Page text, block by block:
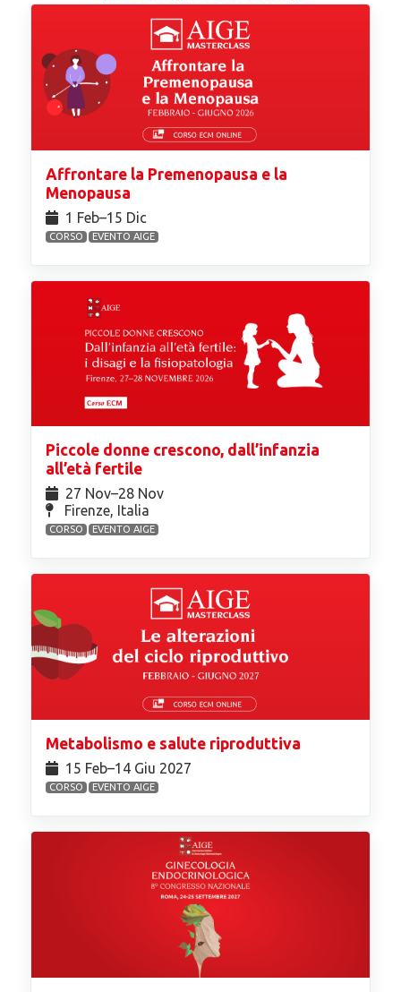
Affrontare la Premenopausa e la
Menopausa
1 Feb⁠–15 Dic
CORSO EVENTO AIGE
Piccole donne crescono, dall’infanzia
all’età fertile
27 Nov⁠–28 Nov
Firenze, Italia
CORSO EVENTO AIGE
Metabolismo e salute riproduttiva
15 Feb⁠–14 Giu 2027
CORSO EVENTO AIGE